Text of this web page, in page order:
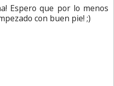
Espero que por lo menos
con buen pie! ;)